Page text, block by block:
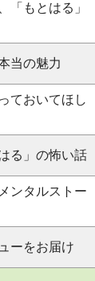
「もとはる」
当の魅力
ておいてほし
る」の怖い話
ンタルストー
ーをお届け